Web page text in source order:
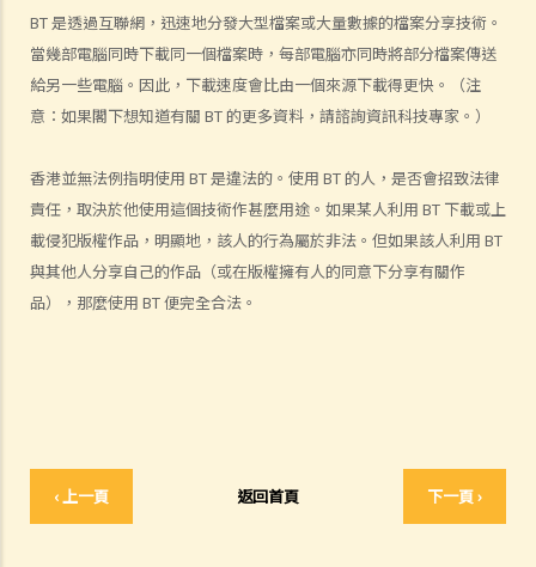
BT 是透過互聯網，迅速地分發大型檔案或大量數據的檔案分享技術。
當幾部電腦同時下載同一個檔案時，每部電腦亦同時將部分檔案傳送
給另一些電腦。因此，下載速度會比由一個來源下載得更快。（注
意：如果閣下想知道有關 BT 的更多資料，請諮詢資訊科技專家。）
香港並無法例指明使用 BT 是違法的。使用 BT 的人，是否會招致法律
責任，取決於他使用這個技術作甚麼用途。如果某人利用 BT 下載或上
載侵犯版權作品，明顯地，該人的行為屬於非法。但如果該人利用 BT
與其他人分享自己的作品（或在版權擁有人的同意下分享有關作
品），那麼使用 BT 便完全合法。
‹ 上一頁 返回首頁 下一頁 ›
6. 有沒有作品可供我自由使用，而毋須事先向版權擁有人或有關負責人
取得許可？
7. 承接問題6，由政府出版之物品是否在公共領域之內？
8. 我的作品版權在其他國家有效嗎？
10. 版權擁有人可否轉讓其作品的版權予他人？
11. 版權轉讓和版權特許，有甚麼分別？
12. 就版權法而言，甚麼是精神權利？
13. 表演者可就他們的演出享有版權嗎？
版權的擁有權
式享有甚麼權利？